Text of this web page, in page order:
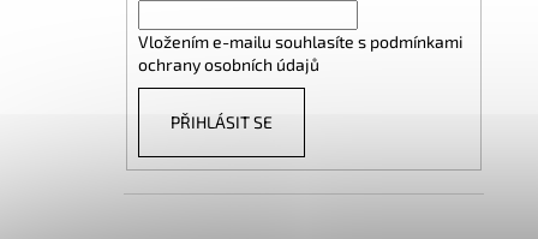
Vložením e-mailu souhlasíte s podmínkami
ochrany osobních údajů
PŘIHLÁSIT SE